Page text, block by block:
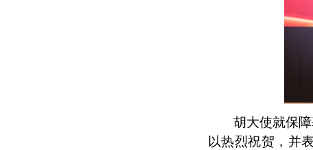
胡大使就保
以热烈祝贺，并